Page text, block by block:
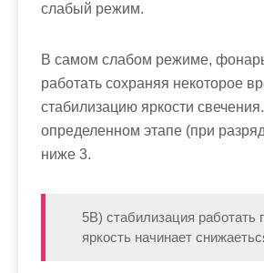
слабый режим.
В самом слабом режиме,
работать сохраняя некоторое
стабилизацию яркости
определенном этапе (при
ниже 3.
5В) стабилизация работать
яркость начинает